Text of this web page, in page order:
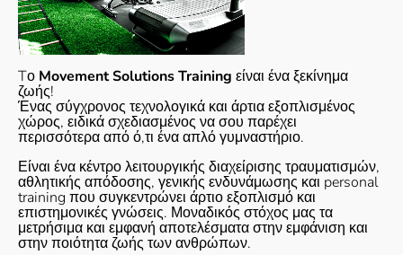
Tο Movement Solutions Training είναι ένα ξεκίνημα
ζωής!
Ένας σύγχρονος τεχνολογικά και άρτια εξοπλισμένος
χώρος, ειδικά σχεδιασμένος να σου παρέχει
περισσότερα από ό,τι ένα απλό γυμναστήριο.
Είναι ένα κέντρο λειτουργικής διαχείρισης τραυματισμών,
αθλητικής απόδοσης, γενικής ενδυνάμωσης και personal
training που συγκεντρώνει άρτιο εξοπλισμό και
επιστημονικές γνώσεις. Μοναδικός στόχος μας τα
μετρήσιμα και εμφανή αποτελέσματα στην εμφάνιση και
στην ποιότητα ζωής των ανθρώπων.